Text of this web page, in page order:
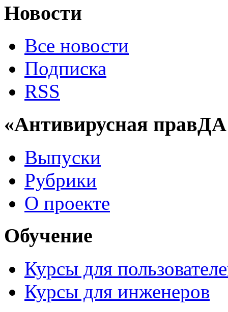
Новости
Все новости
Подписка
RSS
«Антивирусная
Выпуски
Рубрики
О проекте
Обучение
Курсы для
Курсы для инженеров